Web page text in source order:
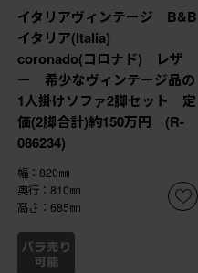
イタリアヴィンテージ B&B
イタリア(Italia)
coronado(コロナド) レザ
ー 希少なヴィンテージ品の
1人掛けソファ2脚セット 定
価(2脚合計)約150万円 (R-
086234)
幅：820㎜
奥行：810㎜
高さ：685㎜